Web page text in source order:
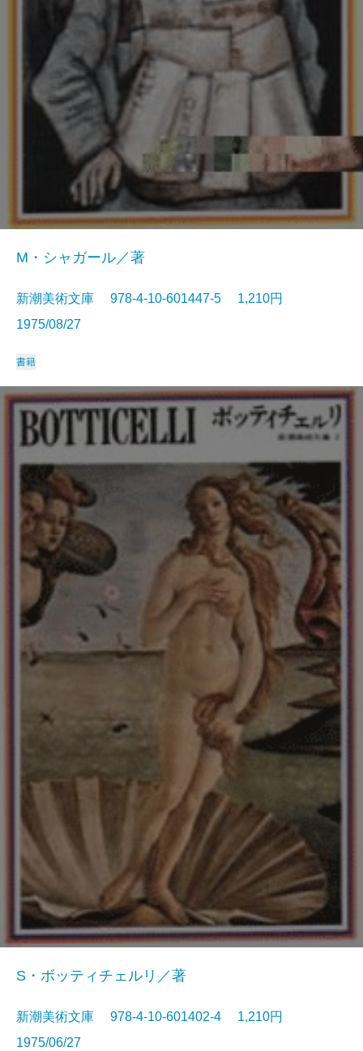
M・シャガール／著
新潮美術文庫 978-4-10-601447-5 1,210円
1975/08/27
書籍
S・ボッティチェルリ／著
新潮美術文庫 978-4-10-601402-4 1,210円
1975/06/27